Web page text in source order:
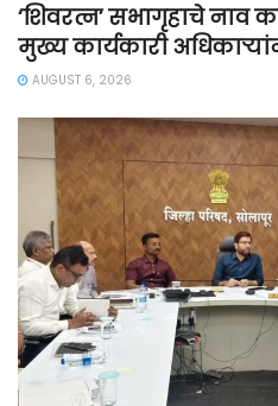
‘शिवरत्न’ सभागृहाचे नाव
मुख्य कार्यकारी
AUGUST 6, 2026